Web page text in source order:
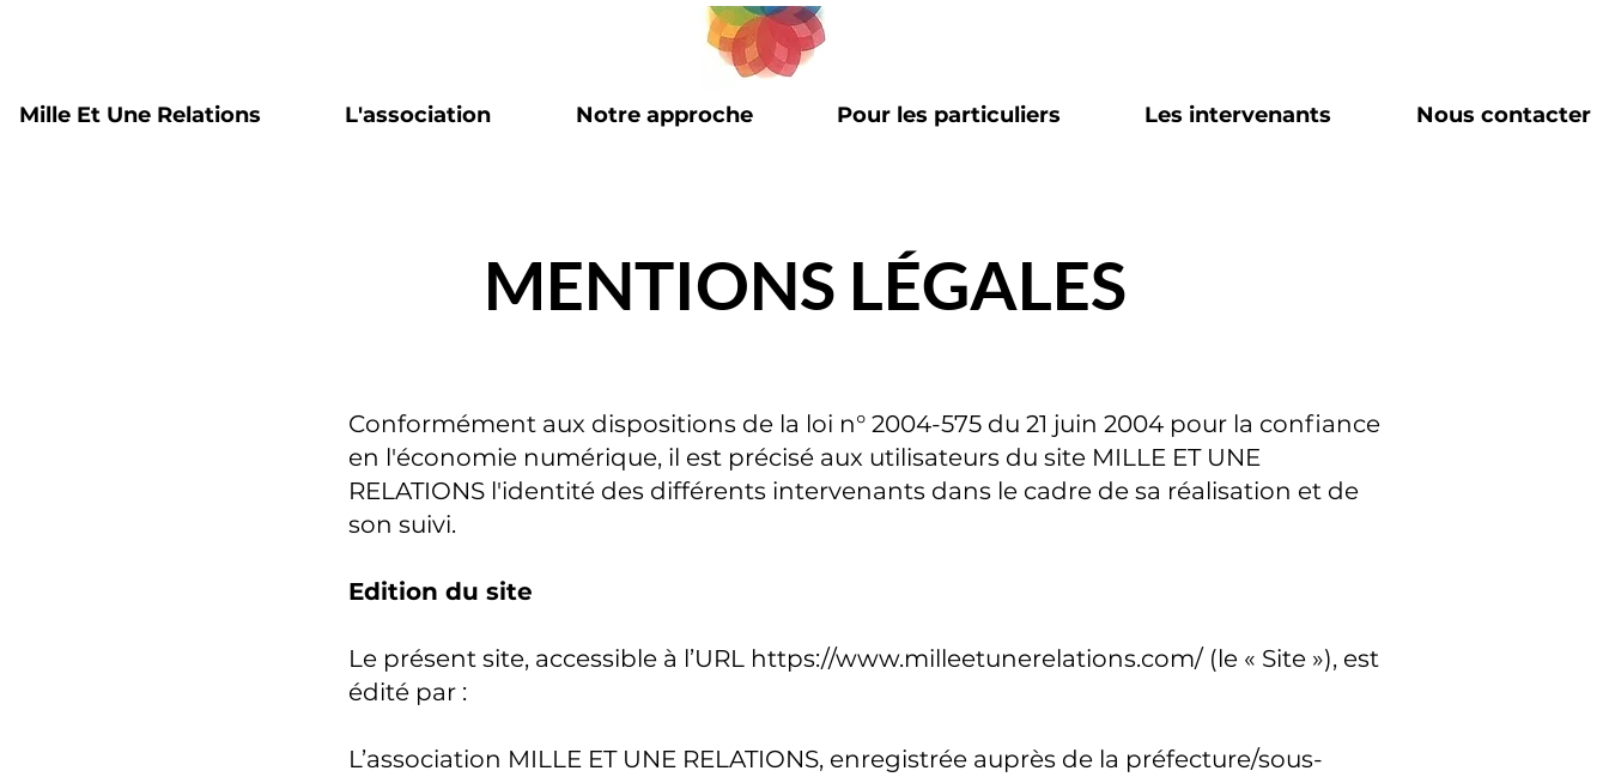
Mille Et Une Relations L'association Notre approche Pour les particuliers Les intervenants Nous contacter
MENTIONS LÉGALES
Conformément aux dispositions de la loi n° 2004-575 du 21 juin 2004 pour la confiance
en l'économie numérique, il est précisé aux utilisateurs du site MILLE ET UNE
RELATIONS l'identité des différents intervenants dans le cadre de sa réalisation et de
son suivi.
Edition du site
Le présent site, accessible à l’URL https://www.milleetunerelations.com/ (le « Site »), est
édité par :
L’association MILLE ET UNE RELATIONS, enregistrée auprès de la préfecture/sous-